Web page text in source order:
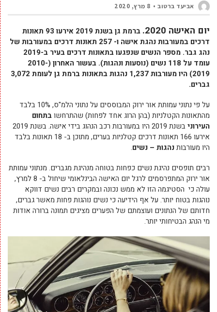
אביעד ברטוב 8 מרץ, 2020
יום האישה 2020.
ברמת גן בשנת 2019 אירעו 93 תאונות
דרכים במעורבות נהגת אישה ו- 257 תאונות דרכים במעורבות של
נהג גבר. מספר הנשים שנפגעו בתאונות דרכים בעיר ב-2019
עומד על 118 נשים (נוסעות ונהגות). בעשור האחרון (2010-
2019) היו מעורבות 1,237 נהגות בתאונות ברמת גן לעומת 3,072
גברים.
על פי נתוני עמותת אור ירוק המבוססים על נתוני הלמ"ס, 10% בלבד
מהתאונות הקטלניות (בהן הרוג אחד לפחות) שהתרחשובתחום
העירוני
בשנת 2019 היו במעורבות רכב הנהוג בידי אישה. בשנת 2019
אירעו 166 תאונות דרכים קטלניות בערים, מתוכן ב- 18 תאונות בלבד
היו מעורבותנהגות – נשים.
רבים תופסים נהיגת נשים כפחות בטוחה מנהיגת מגברים. מנתוני עמותת
אור ירוק המתפרסמים לרגל יום האישה הבינלאומי שיחול ב- 8 למרץ,
עולה כי הסטיגמה הזו לא ממש נכונה ובמקרים רבים נשים דווקא
נוהגות בטוח יותר. על אף הידיעה כי נשים נוהגות פחות מאשר גברים,
חדותם של הנתונים ועוצמתם של הפערים מציגים תמונה ברורה אודות
מי הנהג הבטיחותי יותר.